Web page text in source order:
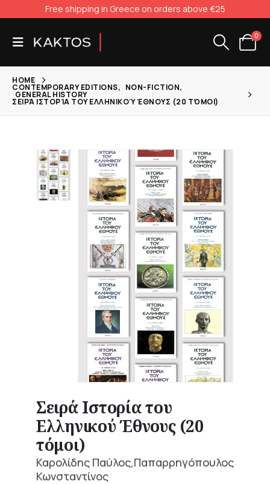
Free shipping in Greece on orders above €25
0
HOME
CONTEMPORARY EDITIONS, NON-FICTION,
GENERAL HISTORY
ΣΕΙΡΆ ΙΣΤΟΡΊΑ ΤΟΥ ΕΛΛΗΝΙΚΟΎ ΈΘΝΟΥΣ (20 ΤΌΜΟΙ)
Σειρά Ιστορία του
Ελληνικού Έθνους (20
τόμοι)
Καρολίδης Παύλος,Παπαρρηγόπουλος
Κωνσταντίνος